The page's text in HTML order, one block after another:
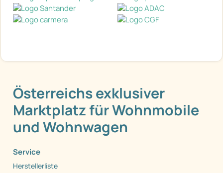
Österreichs exklusiver
Marktplatz für Wohnmobile
und Wohnwagen
Service
Herstellerliste